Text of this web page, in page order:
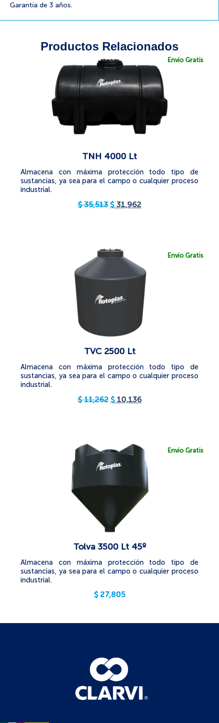
Garantía de 3 años.
Productos Relacionados
Envío Gratis
TNH 4000 Lt
Almacena con máxima protección todo tipo de
sustancias, ya sea para el campo o cualquier proceso
industrial.
$35,513 $ 31,962
Envío Gratis
TVC 2500 Lt
Almacena con máxima protección todo tipo de
sustancias, ya sea para el campo o cualquier proceso
industrial.
$11,262 $ 10,136
Envío Gratis
Tolva 3500 Lt 45º
Almacena con máxima protección todo tipo de
sustancias, ya sea para el campo o cualquier proceso
industrial.
$ 27,805